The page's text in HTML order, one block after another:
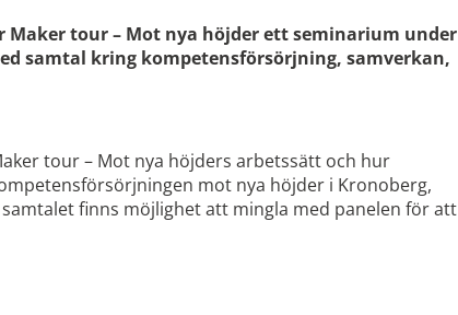
Maker tour – Mot nya höjder ett seminarium under
samtal kring kompetensförsörjning, samverkan,
tour – Mot nya höjders arbetssätt och hur
mot nya höjder i Kronoberg,
finns möjlighet att mingla med panelen för att